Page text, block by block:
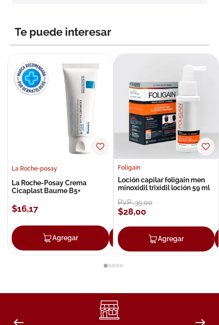
Te puede interesar
La Roche-posay
La Roche-Posay Crema
Cicaplast Baume B5+
$16,17
Agregar Agregar
Foligain
Loción capilar foligain men
minoxidil trixidil loción 59 ml
PVP:35,00
$28,00
Agregar